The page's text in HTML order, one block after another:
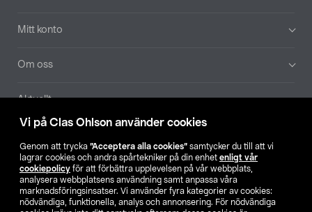
Vi på Clas Ohlson använder cookies
Genom att trycka ”Acceptera alla cookies” samtycker du till att vi
lagrar cookies och andra spårtekniker på din enhet enligt vår
cookiepolicy för att förbättra upplevelsen på vår webbplats,
analysera webbplatsens användning samt anpassa våra
marknadsföringsinsatser. Vi använder fyra kategorier av cookies:
nödvändiga, funktionella, analys och annonsering. För nödvändiga
Mitt konto
Om oss
Aktuellt
Hitta butik
SE NO FI